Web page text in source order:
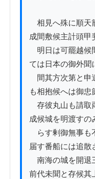
相見へ殊に順天
成間敷候主計頭甲
明日は可罷越候
ては日本の御外聞
間其方次第と申
も相抱候へは御忠
存彼丸山も請取
成候城を明渡すの
らす剰御無事も
届す番船には追散
南海の城を開退
前代未聞と存候其